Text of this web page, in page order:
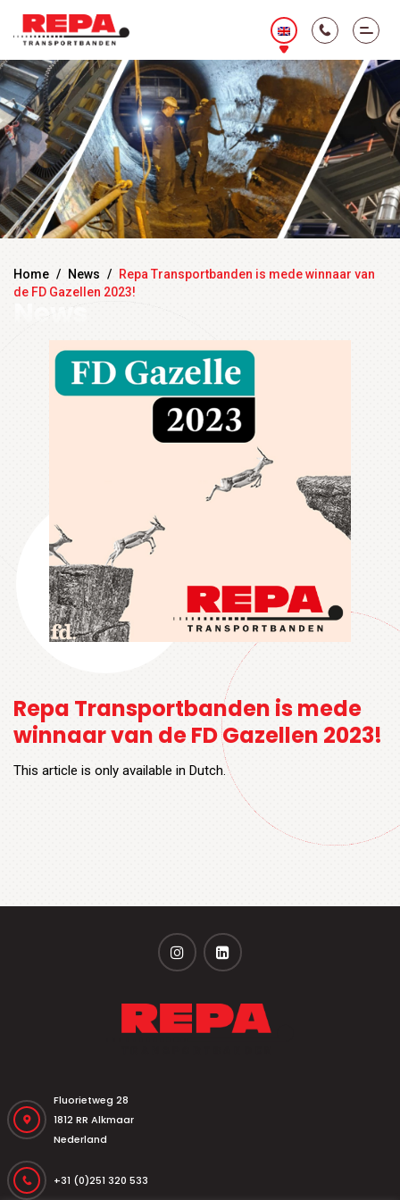
Home / News /
Repa Transportbanden is mede winnaar van
de FD Gazellen 2023!
Repa Transportbanden is mede
winnaar van de FD Gazellen 2023!
This article is only available in Dutch.
Fluorietweg 28
1812 RR Alkmaar
Nederland
+31 (0)251 320 533